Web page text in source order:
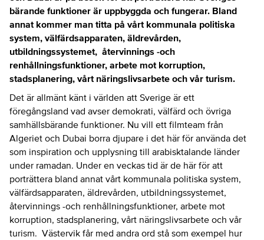
bärande funktioner är uppbyggda och fungerar. Bland
annat kommer man titta på vårt kommunala politiska
system, välfärdsapparaten, äldrevården,
utbildningssystemet, återvinnings -och
renhållningsfunktioner, arbete mot korruption,
stadsplanering, vårt näringslivsarbete och vår turism.
Det är allmänt känt i världen att Sverige är ett
föregångsland vad avser demokrati, välfärd och övriga
samhällsbärande funktioner. Nu vill ett filmteam från
Algeriet och Dubai borra djupare i det här för använda det
som inspiration och upplysning till arabisktalande länder
under ramadan. Under en veckas tid är de här för att
porträttera bland annat vårt kommunala politiska system,
välfärdsapparaten, äldrevården, utbildningssystemet,
återvinnings -och renhållningsfunktioner, arbete mot
korruption, stadsplanering, vårt näringslivsarbete och vår
turism. Västervik får med andra ord stå som exempel hur